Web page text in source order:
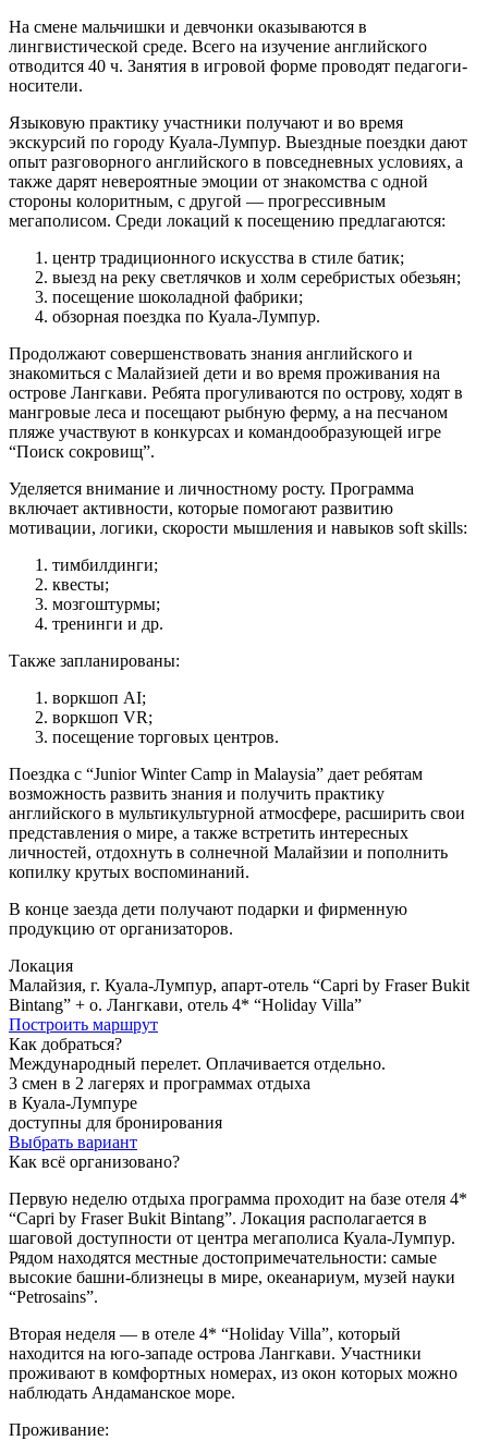
На смене мальчишки и девчонки оказываются в
лингвистической среде. Всего на изучение английского
отводится 40 ч. Занятия в игровой форме проводят педагоги-
носители.
Языковую практику участники получают и во время
экскурсий по городу Куала-Лумпур. Выездные поездки дают
опыт разговорного английского в повседневных условиях, а
также дарят невероятные эмоции от знакомства с одной
стороны колоритным, с другой — прогрессивным
мегаполисом. Среди локаций к посещению предлагаются:
центр традиционного искусства в стиле батик;
выезд на реку светлячков и холм серебристых обезьян;
посещение шоколадной фабрики;
обзорная поездка по Куала-Лумпур.
Продолжают совершенствовать знания английского и
знакомиться с Малайзией дети и во время проживания на
острове Лангкави. Ребята прогуливаются по острову, ходят в
мангровые леса и посещают рыбную ферму, а на песчаном
пляже участвуют в конкурсах и командообразующей игре
“Поиск сокровищ”.
Уделяется внимание и личностному росту. Программа
включает активности, которые помогают развитию
мотивации, логики, скорости мышления и навыков soft skills:
тимбилдинги;
квесты;
мозгоштурмы;
тренинги и др.
Также запланированы:
воркшоп AI;
воркшоп VR;
посещение торговых центров.
Поездка с “Junior Winter Camp in Malaysia” дает ребятам
возможность развить знания и получить практику
английского в мультикультурной атмосфере, расширить свои
представления о мире, а также встретить интересных
личностей, отдохнуть в солнечной Малайзии и пополнить
копилку крутых воспоминаний.
В конце заезда дети получают подарки и фирменную
продукцию от организаторов.
Локация
Малайзия, г. Куала-Лумпур, апарт-отель “Capri by Fraser Bukit
Bintang” + о. Лангкави, отель 4* “Holiday Villa”
Построить маршрут
Как добраться?
Международный перелет. Оплачивается отдельно.
3 смен в 2 лагерях и программах отдыха
в Куала-Лумпуре
доступны для бронирования
Выбрать вариант
Как всё организовано?
Первую неделю отдыха программа проходит на базе отеля 4*
“Capri by Fraser Bukit Bintang”. Локация располагается в
шаговой доступности от центра мегаполиса Куала-Лумпур.
Рядом находятся местные достопримечательности: самые
высокие башни-близнецы в мире, океанариум, музей науки
“Petrosains”.
Вторая неделя — в отеле 4* “Holiday Villa”, который
находится на юго-западе острова Лангкави. Участники
проживают в комфортных номерах, из окон которых можно
наблюдать Андаманское море.
Проживание: